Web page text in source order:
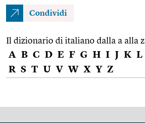
Condividi
Il dizionario di italiano dalla a alla z
A B C D E F G H I J K L
R S T U V W X Y Z